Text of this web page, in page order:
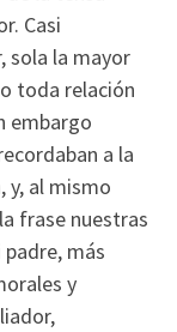
Casi
sola la mayor
toda relación
embargo
a la
y, al mismo
frase nuestras
más
y